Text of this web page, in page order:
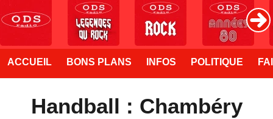
ACCUEIL BONS PLANS INFOS POLITIQUE
Handball : Chambéry